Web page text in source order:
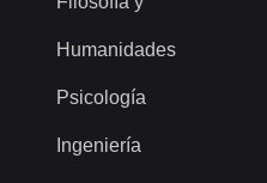
Humanidades
Psicología
Ingeniería